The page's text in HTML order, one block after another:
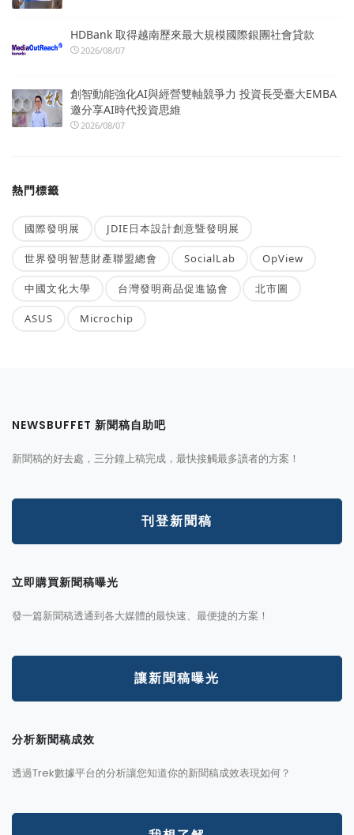
HDBank 取得越南歷來最大規模國際銀團社會貸款
2026/08/07
創智動能強化AI與經營雙軸競爭力 投資長受臺大EMBA
邀分享AI時代投資思維
2026/08/07
熱門標籤
國際發明展 JDIE日本設計創意暨發明展
世界發明智慧財產聯盟總會 SocialLab OpView
中國文化大學 台灣發明商品促進協會 北市圖
ASUS Microchip
NEWSBUFFET 新聞稿自助吧
新聞稿的好去處，三分鐘上稿完成，最快接觸最多讀者的方案！
刊登新聞稿
立即購買新聞稿曝光
發一篇新聞稿透通到各大媒體的最快速、最便捷的方案！
讓新聞稿曝光
分析新聞稿成效
透過Trek數據平台的分析讓您知道你的新聞稿成效表現如何？